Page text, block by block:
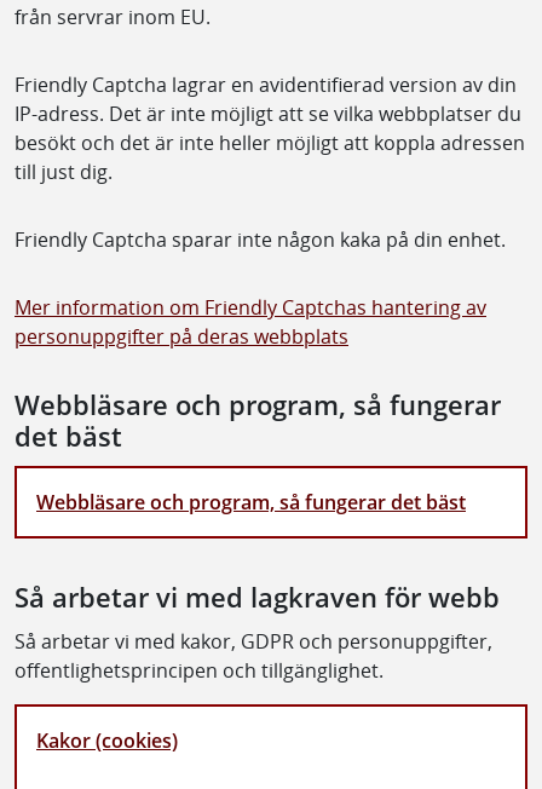
från servrar inom EU.
Friendly Captcha lagrar en avidentifierad version av din
IP-adress. Det är inte möjligt att se vilka webbplatser du
besökt och det är inte heller möjligt att koppla adressen
till just dig.
Friendly Captcha sparar inte någon kaka på din enhet.
Mer information om Friendly Captchas hantering av
personuppgifter på deras webbplats
Webbläsare och program, så fungerar
det bäst
Webbläsare och program, så fungerar det bäst
Så arbetar vi med lagkraven för webb
Så arbetar vi med kakor, GDPR och personuppgifter,
offentlighetsprincipen och tillgänglighet.
Kakor (cookies)